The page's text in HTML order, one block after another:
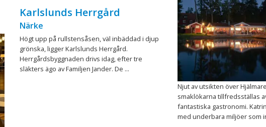
Karlslunds Herrgård
Närke
Högt upp på rullstensåsen, väl inbäddad i djup
grönska, ligger Karlslunds Herrgård.
Herrgårdsbyggnaden drivs idag, efter tre
släkters ägo av Familjen Jander. De ...
Njut av utsikten över
smaklökarna tillfredsställas
fantastiska gastronomi.
med underbara miljöer som